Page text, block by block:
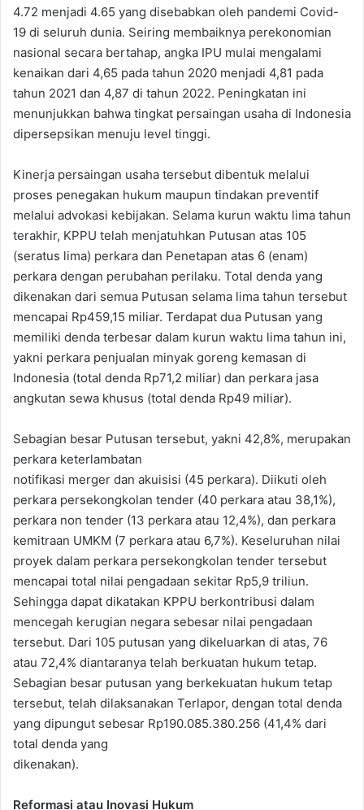
4.72 menjadi 4.65 yang disebabkan oleh pandemi Covid-
19 di seluruh dunia. Seiring membaiknya perekonomian
nasional secara bertahap, angka IPU mulai mengalami
kenaikan dari 4,65 pada tahun 2020 menjadi 4,81 pada
tahun 2021 dan 4,87 di tahun 2022. Peningkatan ini
menunjukkan bahwa tingkat persaingan usaha di Indonesia
dipersepsikan menuju level tinggi.
Kinerja persaingan usaha tersebut dibentuk melalui
proses penegakan hukum maupun tindakan preventif
melalui advokasi kebijakan. Selama kurun waktu lima tahun
terakhir, KPPU telah menjatuhkan Putusan atas 105
(seratus lima) perkara dan Penetapan atas 6 (enam)
perkara dengan perubahan perilaku. Total denda yang
dikenakan dari semua Putusan selama lima tahun tersebut
mencapai Rp459,15 miliar. Terdapat dua Putusan yang
memiliki denda terbesar dalam kurun waktu lima tahun ini,
yakni perkara penjualan minyak goreng kemasan di
Indonesia (total denda Rp71,2 miliar) dan perkara jasa
angkutan sewa khusus (total denda Rp49 miliar).
Sebagian besar Putusan tersebut, yakni 42,8%, merupakan
perkara keterlambatan
notifikasi merger dan akuisisi (45 perkara). Diikuti oleh
perkara persekongkolan tender (40 perkara atau 38,1%),
perkara non tender (13 perkara atau 12,4%), dan perkara
kemitraan UMKM (7 perkara atau 6,7%). Keseluruhan nilai
proyek dalam perkara persekongkolan tender tersebut
mencapai total nilai pengadaan sekitar Rp5,9 triliun.
Sehingga dapat dikatakan KPPU berkontribusi dalam
mencegah kerugian negara sebesar nilai pengadaan
tersebut. Dari 105 putusan yang dikeluarkan di atas, 76
atau 72,4% diantaranya telah berkuatan hukum tetap.
Sebagian besar putusan yang berkekuatan hukum tetap
tersebut, telah dilaksanakan Terlapor, dengan total denda
yang dipungut sebesar Rp190.085.380.256 (41,4% dari
total denda yang
dikenakan).
Reformasi atau Inovasi Hukum